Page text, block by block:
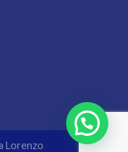
Lorenzo